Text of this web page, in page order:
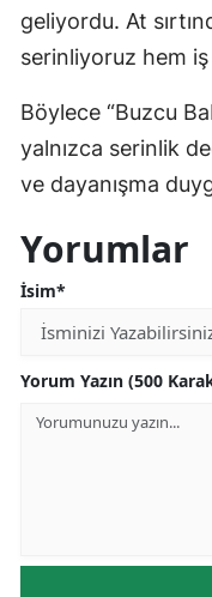
geliyordu. At
serinliyoruz hem
Böylece “Buzcu
yalnızca serinlik
ve dayanışma
Yorumlar
İsim*
Yorum Yazın (500